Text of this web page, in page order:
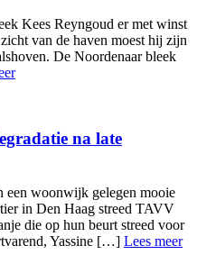
Kees Reyngoud er met winst
van de haven moest hij zijn
De Noordenaar bleek
na late
een woonwijk gelegen mooie
in Den Haag streed TAVV
die op hun beurt streed voor
Yassine […] Lees meer